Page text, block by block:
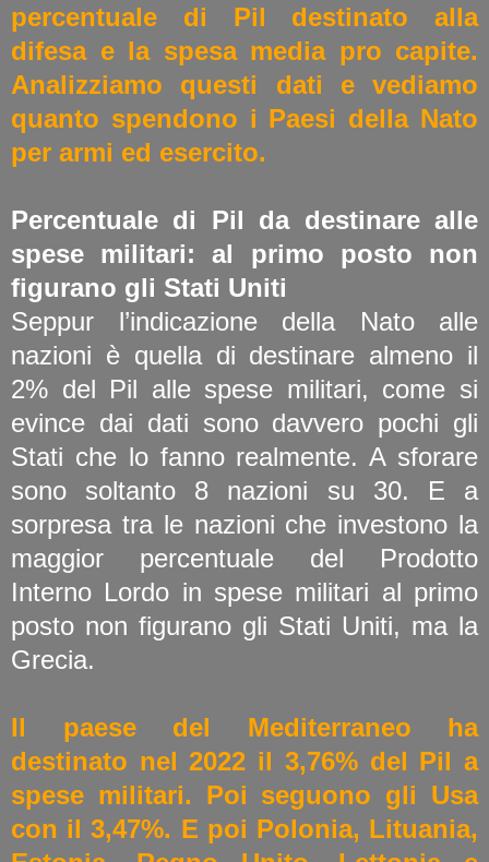
percentuale di Pil destinato alla
difesa e la spesa media pro capite.
Analizziamo questi dati e vediamo
quanto spendono i Paesi della Nato
per armi ed esercito.
Percentuale di Pil da destinare alle
spese militari: al primo posto non
figurano gli Stati Uniti
Seppur l’indicazione della Nato alle
nazioni è quella di destinare almeno il
2% del Pil alle spese militari, come si
evince dai dati sono davvero pochi gli
Stati che lo fanno realmente. A sforare
sono soltanto 8 nazioni su 30. E a
sorpresa tra le nazioni che investono la
maggior percentuale del Prodotto
Interno Lordo in spese militari al primo
posto non figurano gli Stati Uniti, ma la
Grecia.
Il paese del Mediterraneo ha
destinato nel 2022 il 3,76% del Pil a
spese militari. Poi seguono gli Usa
con il 3,47%. E poi Polonia, Lituania,